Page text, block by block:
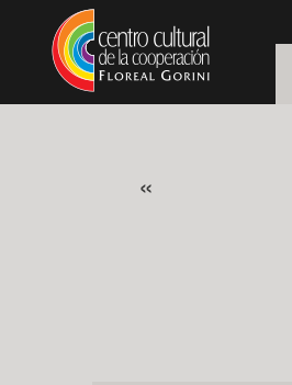
Pasar al contenido principal
Jump to main content
«